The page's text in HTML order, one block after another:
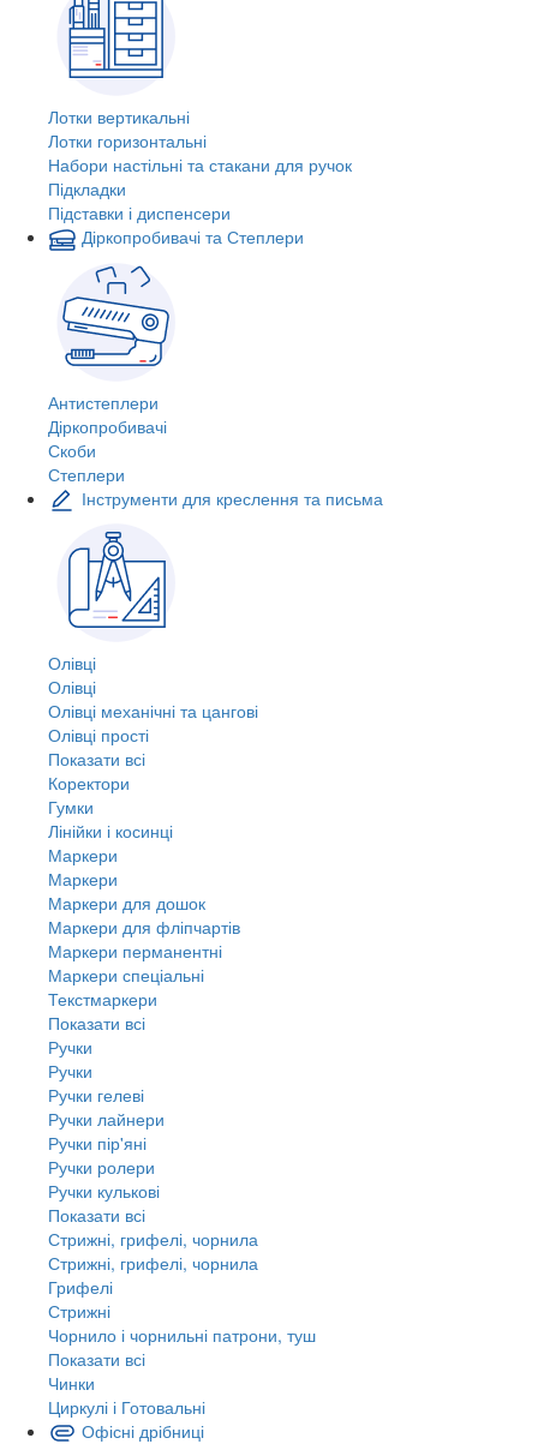
Лотки вертикальні
Лотки горизонтальні
Набори настільні та стакани для ручок
Підкладки
Підставки і диспенсери
Діркопробивачі та Степлери
Антистеплери
Діркопробивачі
Скоби
Степлери
Інструменти для креслення та письма
Олівці
Олівці
Олівці механічні та цангові
Олівці прості
Показати всі
Коректори
Гумки
Лінійки і косинці
Маркери
Маркери
Маркери для дошок
Маркери для фліпчартів
Маркери перманентні
Маркери спеціальні
Текстмаркери
Показати всі
Ручки
Ручки
Ручки гелеві
Ручки лайнери
Ручки пір'яні
Ручки ролери
Ручки кулькові
Показати всі
Стрижні, грифелі, чорнила
Стрижні, грифелі, чорнила
Грифелі
Стрижні
Чорнило і чорнильні патрони, туш
Показати всі
Чинки
Циркулі і Готовальні
Офісні дрібниці